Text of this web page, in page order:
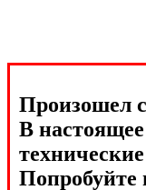
Произошел
В
Попробуйте